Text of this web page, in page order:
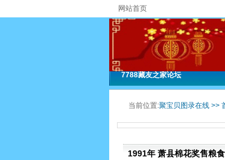
网站首页
7788藏友之家论坛
当前位置:聚宝贝图录在线 >>
1991年 萧县棉花奖售粮